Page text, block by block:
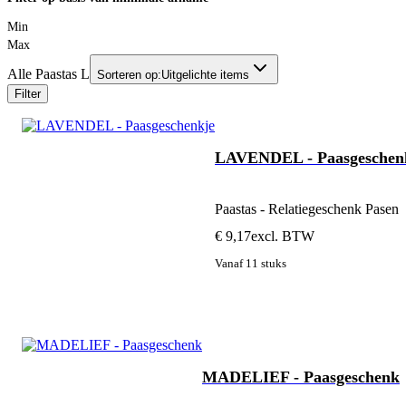
Min
Max
Alle Paastas L Sorteren op:Uitgelichte items
Filter
LAVENDEL -
Paastas - Relatiegeschenk Pasen
€ 9,17excl. BTW
Vanaf 11 stuks
MADELIEF - Paasgeschenk